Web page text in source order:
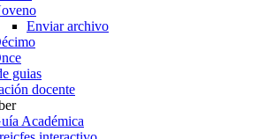
Enviar archivo
guias
docente
Académica